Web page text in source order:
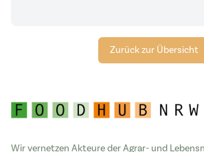
Zurück zur Übersicht
Wir vernetzen Akteure der Agrar- und